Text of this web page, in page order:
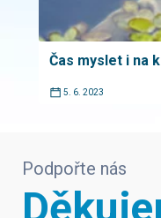
Čas myslet i na
5. 6. 2023
Podpořte nás